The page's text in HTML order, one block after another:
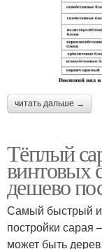
читать дальше →
Тёплый
винтовых
дешево
Самый быстрый и
постройки сарая
может быть